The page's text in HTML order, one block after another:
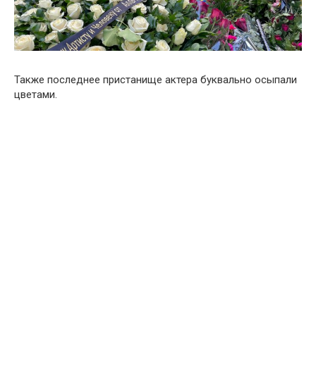
Также последнее пристанище актера буквально осыпали
цветами.